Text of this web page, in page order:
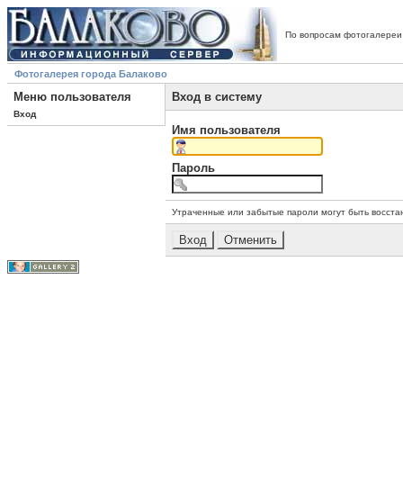
По вопросам
Фотогалерея города Балаково
Меню пользователя
Вход
Вход в систему
Имя пользователя
Пароль
Утраченные или забытые пароли могут быть